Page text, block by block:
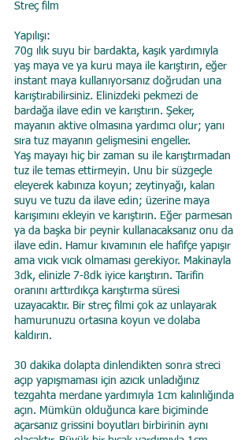
Streç film
Yapılışı:
70g ılık suyu bir bardakta, kaşık yardımıyla
yaş maya ve ya kuru maya ile karıştırın, eğer
instant maya kullanıyorsanız doğrudan una
karıştırabilirsiniz. Elinizdeki pekmezi de
bardağa ilave edin ve karıştırın. Şeker,
mayanın aktive olmasına yardımcı olur; yanı
sıra tuz mayanın gelişmesini engeller.
Yaş mayayı hiç bir zaman su ile karıştırmadan
tuz ile temas ettirmeyin. Unu bir süzgeçle
eleyerek kabınıza koyun; zeytinyağı, kalan
suyu ve tuzu da ilave edin; üzerine maya
karışımını ekleyin ve karıştırın. Eğer parmesan
ya da başka bir peynir kullanacaksanız onu da
ilave edin. Hamur kıvamının ele hafifçe yapışır
ama vıcık vıcık olmaması gerekiyor. Makinayla
3dk, elinizle 7-8dk iyice karıştırın. Tarifin
oranını arttırdıkça karıştırma süresi
uzayacaktır. Bir streç filmi çok az unlayarak
hamurunuzu ortasına koyun ve dolaba
kaldırın.
30 dakika dolapta dinlendikten sonra streci
açıp yapışmaması için azıcık unladığınız
tezgahta merdane yardımıyla 1cm kalınlığında
açın. Mümkün olduğunca kare biçiminde
açarsanız grissini boyutları birbirinin aynı